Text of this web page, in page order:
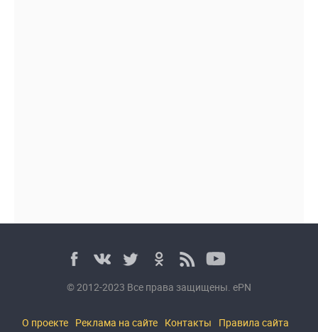
© 2012-2023 Все права защищены. ePN
О проекте Реклама на сайте Контакты Правила сайта